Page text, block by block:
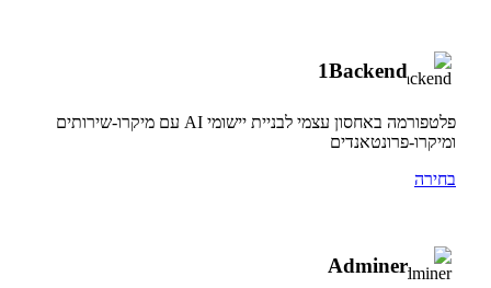
1Backend
פלטפורמה באחסון עצמי לבניית יישומי AI עם מיקרו-שירותים
ומיקרו-פרונטאנדים
בחירה
Adminer